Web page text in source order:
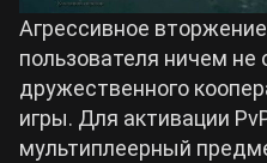
Агрессивное
пользователя ничем не
дружественного
игры. Для активации
мультиплеерный